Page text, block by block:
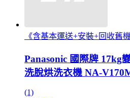
《含基本運送+安裝+回收舊機
Panasonic 國際牌 17kg
洗脫烘洗衣機 NA-
(1)